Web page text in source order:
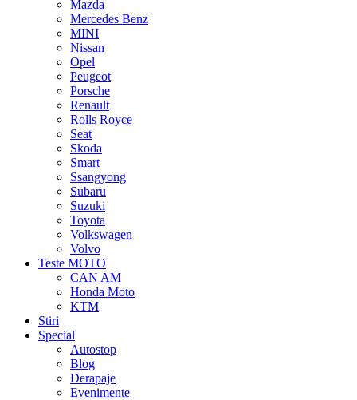
Mazda
Mercedes Benz
MINI
Nissan
Opel
Peugeot
Porsche
Renault
Rolls Royce
Seat
Skoda
Smart
Ssangyong
Subaru
Suzuki
Toyota
Volkswagen
Volvo
Teste MOTO
CAN AM
Honda Moto
KTM
Stiri
Special
Autostop
Blog
Derapaje
Evenimente